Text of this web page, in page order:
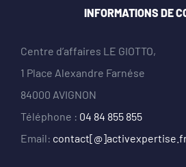
INFORMATIONS DE
Centre d’affaires LE GIOTTO,
1 Place Alexandre Farnése
84000 AVIGNON
Téléphone : 04 84 855 855
Email: